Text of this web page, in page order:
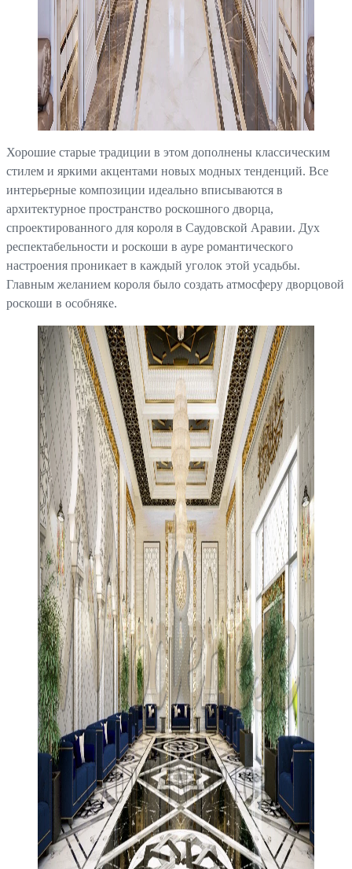
Хорошие старые традиции в этом дополнены классическим
стилем и яркими акцентами новых модных тенденций. Все
интерьерные композиции идеально вписываются в
архитектурное пространство роскошного дворца,
спроектированного для короля в Саудовской Аравии. Дух
респектабельности и роскоши в ауре романтического
настроения проникает в каждый уголок этой усадьбы.
Главным желанием короля было создать атмосферу дворцовой
роскоши в особняке.